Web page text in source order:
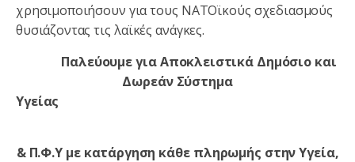
χρησιμοποιήσουν για τους ΝΑΤΟϊκούς σχεδιασμούς
θυσιάζοντας τις λαϊκές ανάγκες.
Παλεύουμε για Αποκλειστικά Δημόσιο και
Δωρεάν Σύστημα
Υγείας
& Π.Φ.Υ με κατάργηση κάθε πληρωμής στην Υγεία,